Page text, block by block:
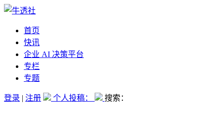
首页
快讯
企业 AI 决策平台
专栏
专题
登录 | 注册 个人投稿： 搜索：